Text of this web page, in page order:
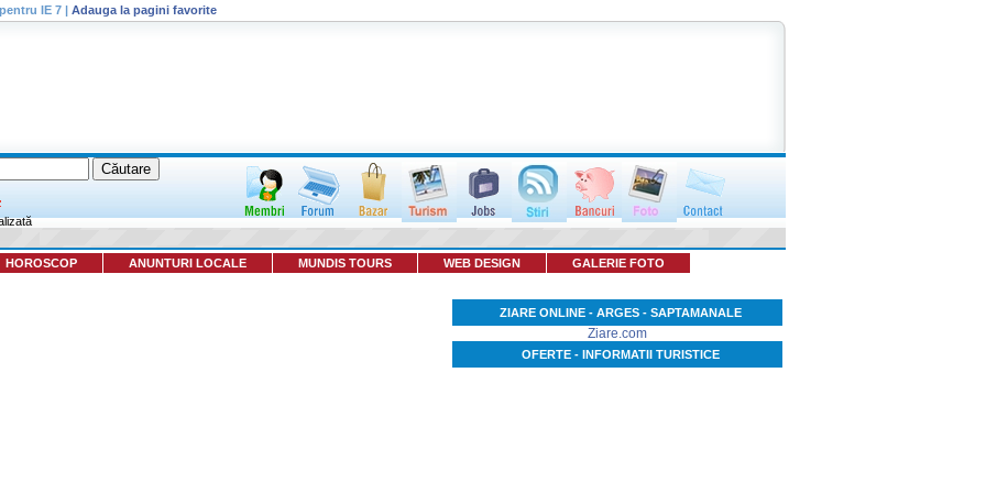
IE 7 | Adauga la pagini favorite
HOROSCOP ANUNTURI LOCALE MUNDIS TOURS WEB DESIGN GALERIE FOTO
ZIARE ONLINE - ARGES - SAPTAMANALE
Ziare.com
OFERTE - INFORMATII TURISTICE